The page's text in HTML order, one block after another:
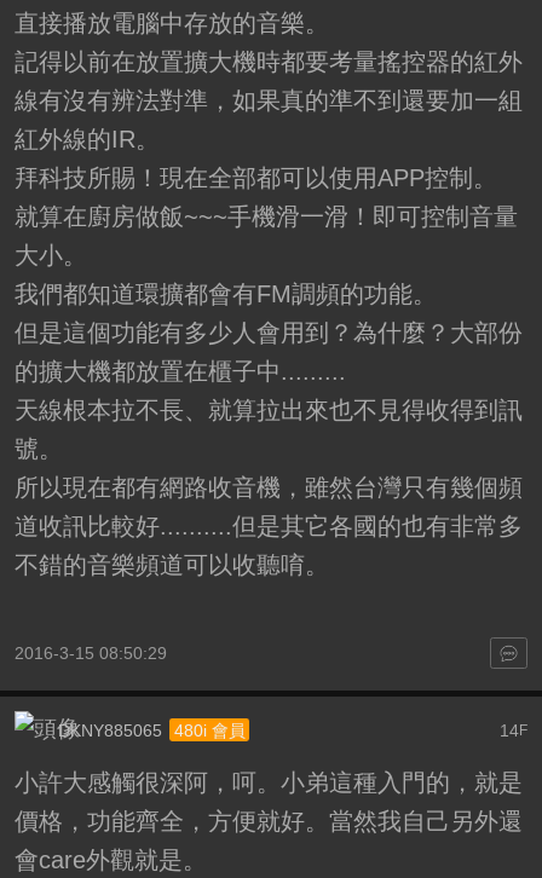
直接播放電腦中存放的音樂。
記得以前在放置擴大機時都要考量搖控器的紅外
線有沒有辨法對準，如果真的準不到還要加一組
紅外線的IR。
拜科技所賜！現在全部都可以使用APP控制。
就算在廚房做飯~~~手機滑一滑！即可控制音量
大小。
我們都知道環擴都會有FM調頻的功能。
但是這個功能有多少人會用到？為什麼？大部份
的擴大機都放置在櫃子中.........
天線根本拉不長、就算拉出來也不見得收得到訊
號。
所以現在都有網路收音機，雖然台灣只有幾個頻
道收訊比較好..........但是其它各國的也有非常多
不錯的音樂頻道可以收聽唷。
2016-3-15 08:50:29
14F
DKNY885065 480i 會員
小許大感觸很深阿，呵。小弟這種入門的，就是
價格，功能齊全，方便就好。當然我自己另外還
會care外觀就是。